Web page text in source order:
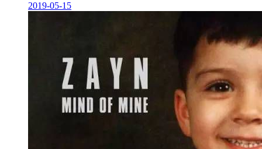
2019-05-15